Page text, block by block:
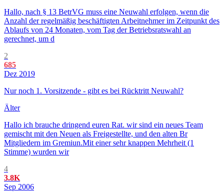
Hallo, nach § 13 BetrVG muss eine Neuwahl erfolgen, wenn die
Anzahl der regelmäßig beschäftigten Arbeitnehmer im Zeitpunkt des
Ablaufs von 24 Monaten, vom Tag der Betriebsratswahl an
gerechnet, um d
2
685
Dez 2019
Nur noch 1. Vorsitzende - gibt es bei Rücktritt Neuwahl?
Älter
Hallo ich brauche dringend euren Rat. wir sind ein neues Team
gemischt mit den Neuen als Freigestellte, und den alten Br
Mitgliedern im Gremiun.Mit einer sehr knappen Mehrheit (1
Stimme) wurden wir
4
3.8K
Sep 2006